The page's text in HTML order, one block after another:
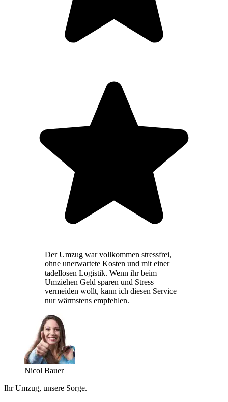
Der Umzug war vollkommen stressfrei,
ohne unerwartete Kosten und mit einer
tadellosen Logistik. Wenn ihr beim
Umziehen Geld sparen und Stress
vermeiden wollt, kann ich diesen Service
nur wärmstens empfehlen.
Nicol Bauer
Ihr Umzug, unsere Sorge.